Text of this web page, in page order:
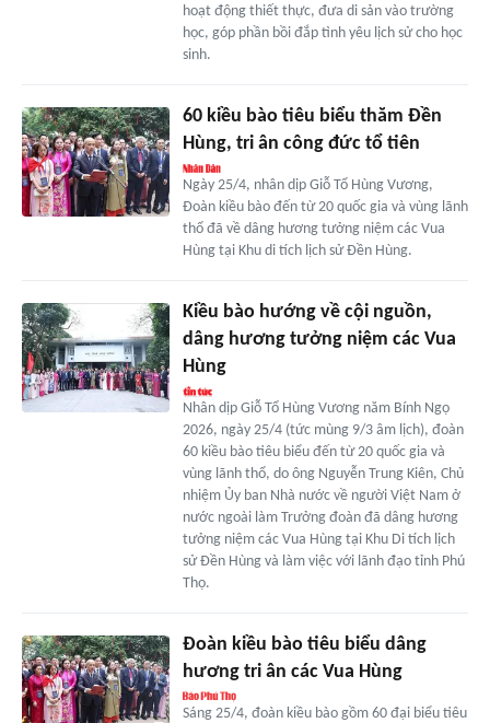
hoạt động thiết thực, đưa di sản vào trường
học, góp phần bồi đắp tình yêu lịch sử cho học
sinh.
60 kiều bào tiêu biểu thăm Đền
Hùng, tri ân công đức tổ tiên
Ngày 25/4, nhân dịp Giỗ Tổ Hùng Vương,
Đoàn kiều bào đến từ 20 quốc gia và vùng lãnh
thổ đã về dâng hương tưởng niệm các Vua
Hùng tại Khu di tích lịch sử Đền Hùng.
Kiều bào hướng về cội nguồn,
dâng hương tưởng niệm các Vua
Hùng
Nhân dịp Giỗ Tổ Hùng Vương năm Bính Ngọ
2026, ngày 25/4 (tức mùng 9/3 âm lịch), đoàn
60 kiều bào tiêu biểu đến từ 20 quốc gia và
vùng lãnh thổ, do ông Nguyễn Trung Kiên, Chủ
nhiệm Ủy ban Nhà nước về người Việt Nam ở
nước ngoài làm Trưởng đoàn đã dâng hương
tưởng niệm các Vua Hùng tại Khu Di tích lịch
sử Đền Hùng và làm việc với lãnh đạo tỉnh Phú
Thọ.
Đoàn kiều bào tiêu biểu dâng
hương tri ân các Vua Hùng
Sáng 25/4, đoàn kiều bào gồm 60 đại biểu tiêu